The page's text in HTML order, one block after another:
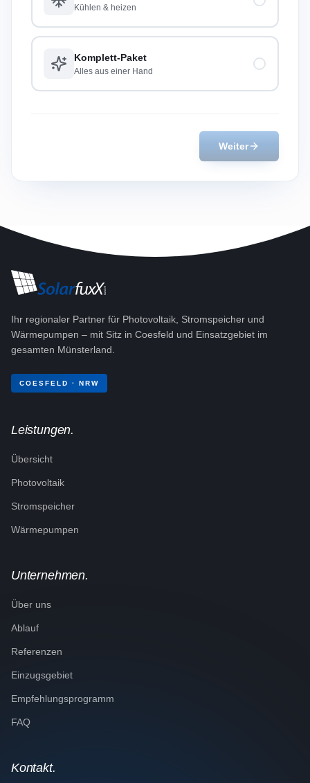
Kühlen & heizen
Komplett-Paket
Alles aus einer Hand
Weiter
Ihr regionaler Partner für Photovoltaik, Stromspeicher und
Wärmepumpen – mit Sitz in Coesfeld und Einsatzgebiet im
gesamten Münsterland.
COESFELD · NRW
Leistungen.
Übersicht
Photovoltaik
Stromspeicher
Wärmepumpen
Unternehmen.
Über uns
Ablauf
Referenzen
Einzugsgebiet
Empfehlungsprogramm
FAQ
Kontakt.